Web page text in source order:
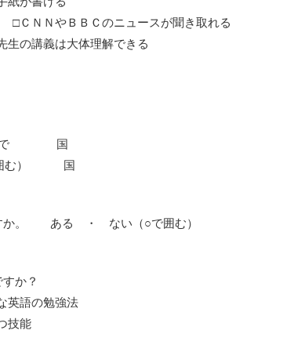
ＣＮＮやＢＢＣのニュースが聞き取れる
の講義は大体理解できる
～ 才まで 国
大学（○で囲む） 国
すか。 ある ・ ない（○で囲む）
か？
英語の勉強法
技能